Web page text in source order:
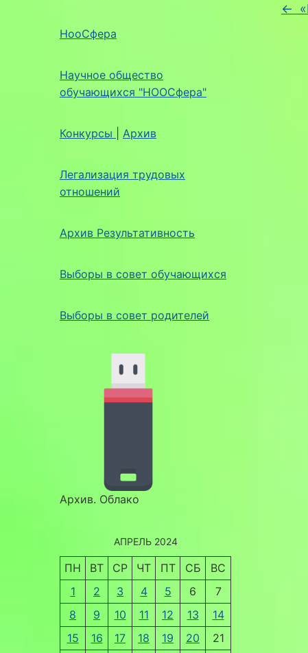
НооСфера
Научное общество
обучающихся "НООСфера"
Конкурсы Архив
Легализация трудовых
отношений
Архив Результативность
Выборы в совет обучающихся
Выборы в совет родителей
Архив. Облако
АПРЕЛЬ 2024
ПН ВТ СР ЧТ ПТ СБ
ВС
1
2 3 4 5 6
7
8
9 10 11 12 13
14
15
16 17 18 19 20
21
←